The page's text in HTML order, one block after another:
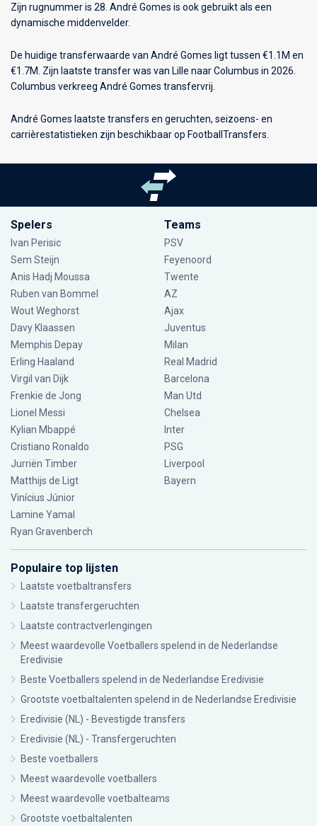
Zijn rugnummer is 28. André Gomes is ook gebruikt als een
dynamische middenvelder.
De huidige transferwaarde van André Gomes ligt tussen €1.1M en
€1.7M. Zijn laatste transfer was van Lille naar Columbus in 2026.
Columbus verkreeg André Gomes transfervrij.
André Gomes laatste transfers en geruchten, seizoens- en
carrièrestatistieken zijn beschikbaar op FootballTransfers.
Spelers
Ivan Perisic
Sem Steijn
Anis Hadj Moussa
Ruben van Bommel
Wout Weghorst
Davy Klaassen
Memphis Depay
Erling Haaland
Virgil van Dijk
Frenkie de Jong
Lionel Messi
Kylian Mbappé
Cristiano Ronaldo
Jurriën Timber
Matthijs de Ligt
Vinícius Júnior
Lamine Yamal
Ryan Gravenberch
Teams
PSV
Feyenoord
Twente
AZ
Ajax
Juventus
Milan
Real Madrid
Barcelona
Man Utd
Chelsea
Inter
PSG
Liverpool
Bayern
Populaire top lijsten
Laatste voetbaltransfers
Laatste transfergeruchten
Laatste contractverlengingen
Meest waardevolle Voetballers spelend in de Nederlandse
Eredivisie
Beste Voetballers spelend in de Nederlandse Eredivisie
Grootste voetbaltalenten spelend in de Nederlandse Eredivisie
Eredivisie (NL) - Bevestigde transfers
Eredivisie (NL) - Transfergeruchten
Beste voetballers
Meest waardevolle voetballers
Meest waardevolle voetbalteams
Grootste voetbaltalenten